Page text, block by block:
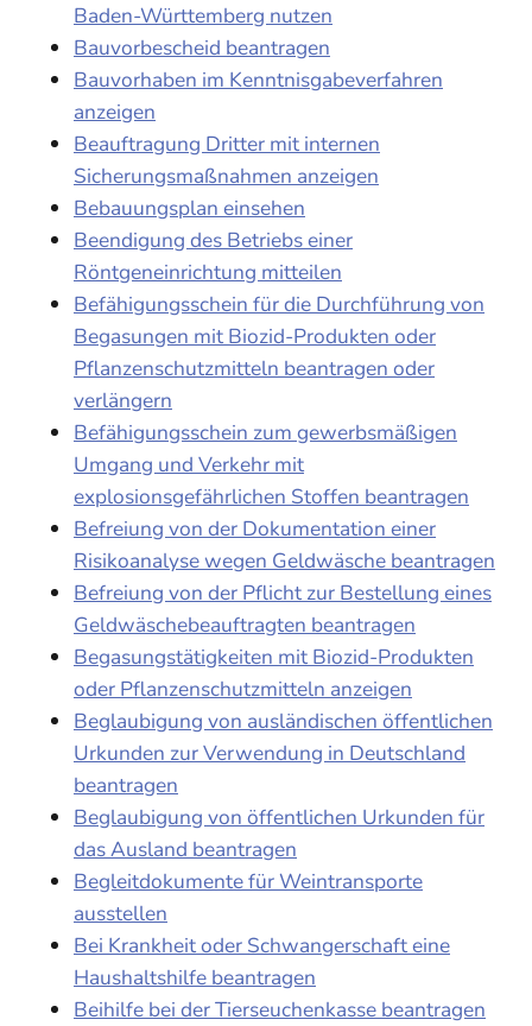
Baden-Württemberg nutzen
Bauvorbescheid beantragen
Bauvorhaben im Kenntnisgabeverfahren
anzeigen
Beauftragung Dritter mit internen
Sicherungsmaßnahmen anzeigen
Bebauungsplan einsehen
Beendigung des Betriebs einer
Röntgeneinrichtung mitteilen
Befähigungsschein für die Durchführung von
Begasungen mit Biozid-Produkten oder
Pflanzenschutzmitteln beantragen oder
verlängern
Befähigungsschein zum gewerbsmäßigen
Umgang und Verkehr mit
explosionsgefährlichen Stoffen beantragen
Befreiung von der Dokumentation einer
Risikoanalyse wegen Geldwäsche beantragen
Befreiung von der Pflicht zur Bestellung eines
Geldwäschebeauftragten beantragen
Begasungstätigkeiten mit Biozid-Produkten
oder Pflanzenschutzmitteln anzeigen
Beglaubigung von ausländischen öffentlichen
Urkunden zur Verwendung in Deutschland
beantragen
Beglaubigung von öffentlichen Urkunden für
das Ausland beantragen
Begleitdokumente für Weintransporte
ausstellen
Bei Krankheit oder Schwangerschaft eine
Haushaltshilfe beantragen
Beihilfe bei der Tierseuchenkasse beantragen